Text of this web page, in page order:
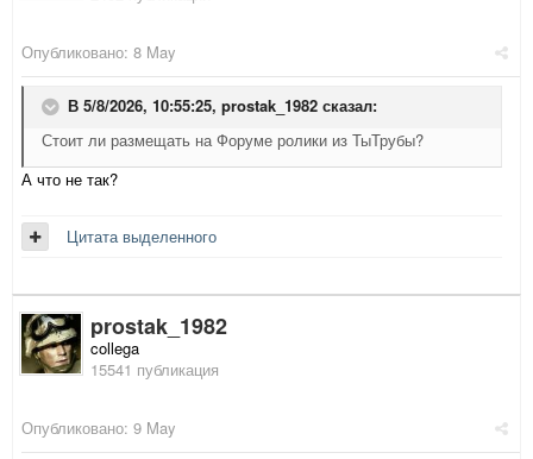
Опубликовано: 8 May
В 5/8/2026, 10:55:25, prostak_1982 сказал:
Стоит ли размещать на Форуме ролики из ТыТрубы?
А что не так?
Цитата выделенного
prostak_1982
collega
15541 публикация
Опубликовано: 9 May